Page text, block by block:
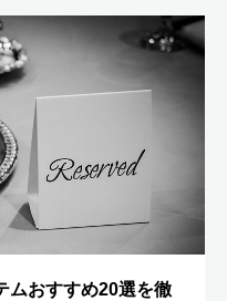
ムおすすめ20選を徹